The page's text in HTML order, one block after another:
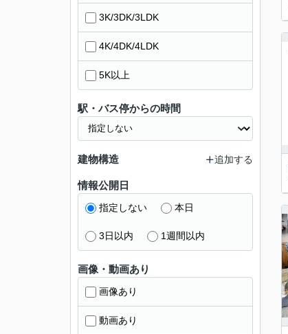
3K/3DK/3LDK
4K/4DK/4LDK
5K以上
駅・バス停からの時間
建物構造 追加する
情報公開日
指定しない 本日
3日以内 1週間以内
画像・動画あり
画像あり
動画あり